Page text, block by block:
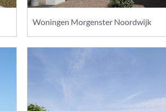
Woningen Morgenster Noordwijk